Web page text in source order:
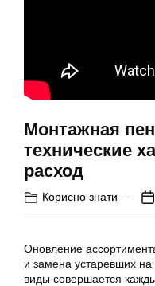
Монтажная
технические
расход
Корисно знати
Оновление
и замена устаревших
виды совершается